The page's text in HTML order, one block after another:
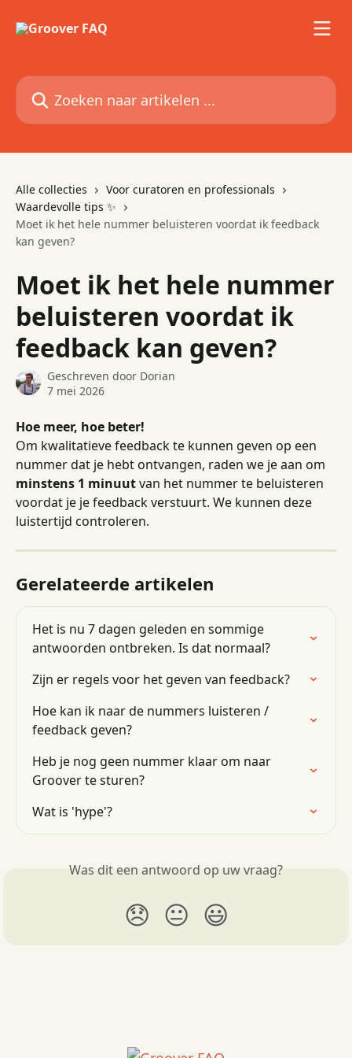
Zoeken naar artikelen ...
Alle collecties
Voor curatoren en professionals
Waardevolle tips ✨
Moet ik het hele nummer beluisteren voordat ik feedback
kan geven?
Moet ik het hele nummer
beluisteren voordat ik
feedback kan geven?
Geschreven door Dorian
7 mei 2026
Hoe meer, hoe beter!
Om kwalitatieve feedback te kunnen geven op een
nummer dat je hebt ontvangen, raden we je aan om
minstens 1 minuut van het nummer te beluisteren
voordat je je feedback verstuurt. We kunnen deze
luistertijd controleren.
Gerelateerde artikelen
Het is nu 7 dagen geleden en sommige
antwoorden ontbreken. Is dat normaal?
Zijn er regels voor het geven van feedback?
Hoe kan ik naar de nummers luisteren /
feedback geven?
Heb je nog geen nummer klaar om naar
Groover te sturen?
Wat is 'hype'?
Was dit een antwoord op uw vraag?
😞 😐 😃